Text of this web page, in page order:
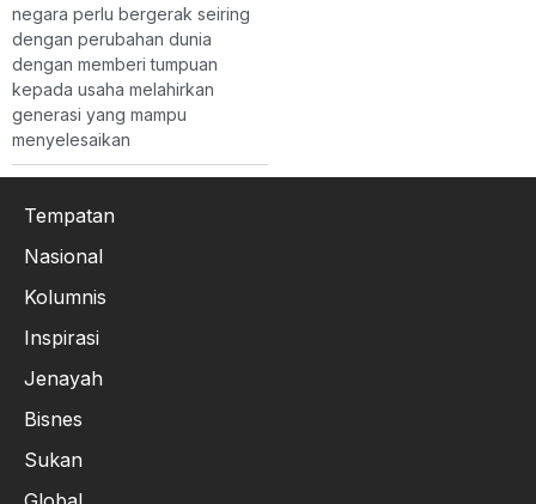
negara perlu bergerak seiring
dengan perubahan dunia
dengan memberi tumpuan
kepada usaha melahirkan
generasi yang mampu
menyelesaikan
Tempatan
Nasional
Kolumnis
Inspirasi
Jenayah
Bisnes
Sukan